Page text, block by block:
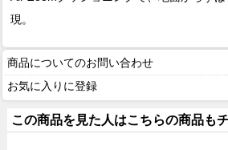
現。
商品についてのお問い合わせ
お気に入りに登録
この商品を見た人はこちらの商品も